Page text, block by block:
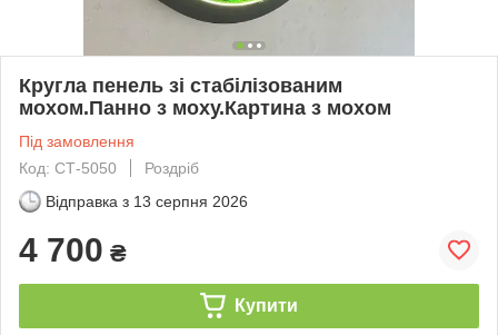
Кругла пенель зі стабілізованим
мохом.Панно з моху.Картина з мохом
Під замовлення
Код: СТ-5050
Роздріб
Відправка з 13 серпня 2026
4 700 ₴
Купити